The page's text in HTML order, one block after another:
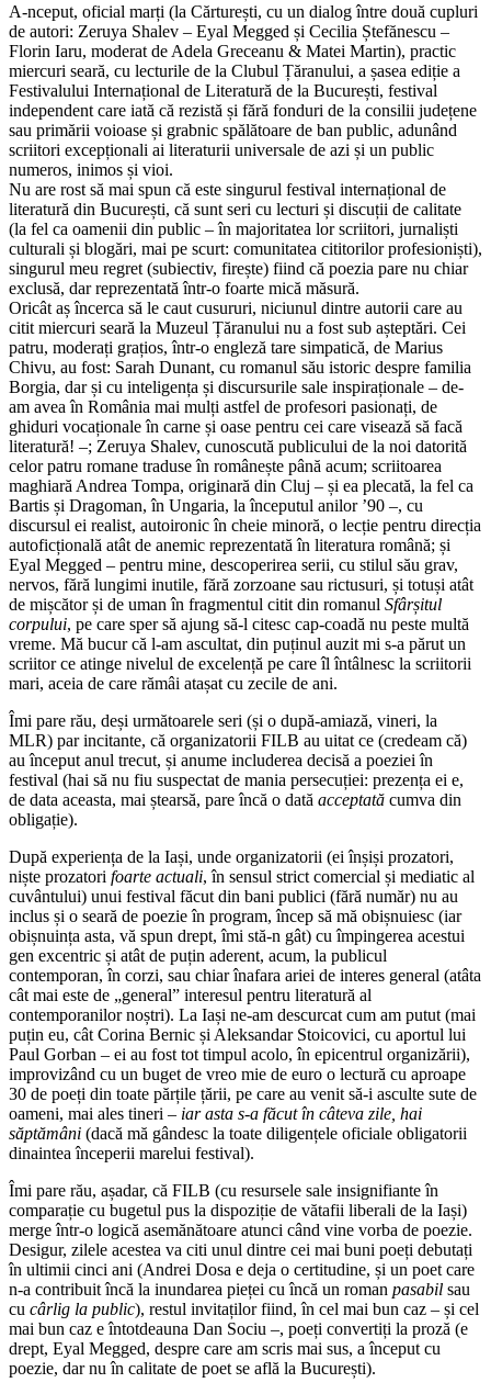
A-nceput, oficial marți (la Cărturești, cu un dialog între două cupluri
de autori: Zeruya Shalev – Eyal Megged și Cecilia Ștefănescu –
Florin Iaru, moderat de Adela Greceanu & Matei Martin), practic
miercuri seară, cu lecturile de la Clubul Țăranului, a șasea ediție a
Festivalului Internațional de Literatură de la București, festival
independent care iată că rezistă și fără fonduri de la consilii județene
sau primării voioase și grabnic spălătoare de ban public, adunând
scriitori excepționali ai literaturii universale de azi și un public
numeros, inimos și vioi.
Nu are rost să mai spun că este singurul festival internațional de
literatură din București, că sunt seri cu lecturi și discuții de calitate
(la fel ca oamenii din public – în majoritatea lor scriitori, jurnaliști
culturali și blogări, mai pe scurt: comunitatea cititorilor profesioniști),
singurul meu regret (subiectiv, firește) fiind că poezia pare nu chiar
exclusă, dar reprezentată într-o foarte mică măsură.
Oricât aș încerca să le caut cusururi, niciunul dintre autorii care au
citit miercuri seară la Muzeul Țăranului nu a fost sub așteptări. Cei
patru, moderați grațios, într-o engleză tare simpatică, de Marius
Chivu, au fost: Sarah Dunant, cu romanul său istoric despre familia
Borgia, dar și cu inteligența și discursurile sale inspiraționale – de-
am avea în România mai mulți astfel de profesori pasionați, de
ghiduri vocaționale în carne și oase pentru cei care visează să facă
literatură! –; Zeruya Shalev, cunoscută publicului de la noi datorită
celor patru romane traduse în românește până acum; scriitoarea
maghiară Andrea Tompa, originară din Cluj – și ea plecată, la fel ca
Bartis și Dragoman, în Ungaria, la începutul anilor ’90 –, cu
discursul ei realist, autoironic în cheie minoră, o lecție pentru direcția
autoficțională atât de anemic reprezentată în literatura română; și
Eyal Megged – pentru mine, descoperirea serii, cu stilul său grav,
nervos, fără lungimi inutile, fără zorzoane sau rictusuri, și totuși atât
de mișcător și de uman în fragmentul citit din romanul Sfârșitul
corpului, pe care sper să ajung să-l citesc cap-coadă nu peste multă
vreme. Mă bucur că l-am ascultat, din puținul auzit mi s-a părut un
scriitor ce atinge nivelul de excelență pe care îl întâlnesc la scriitorii
mari, aceia de care rămâi atașat cu zecile de ani.
Îmi pare rău, deși următoarele seri (și o după-amiază, vineri, la
MLR) par incitante, că organizatorii FILB au uitat ce (credeam că)
au început anul trecut, și anume includerea decisă a poeziei în
festival (hai să nu fiu suspectat de mania persecuției: prezența ei e,
de data aceasta, mai ștearsă, pare încă o dată acceptată cumva din
obligație).
După experiența de la Iași, unde organizatorii (ei înșiși prozatori,
niște prozatori foarte actuali, în sensul strict comercial și mediatic al
cuvântului) unui festival făcut din bani publici (fără număr) nu au
inclus și o seară de poezie în program, încep să mă obișnuiesc (iar
obișnuința asta, vă spun drept, îmi stă-n gât) cu împingerea acestui
gen excentric și atât de puțin aderent, acum, la publicul
contemporan, în corzi, sau chiar înafara ariei de interes general (atâta
cât mai este de „general” interesul pentru literatură al
contemporanilor noștri). La Iași ne-am descurcat cum am putut (mai
puțin eu, cât Corina Bernic și Aleksandar Stoicovici, cu aportul lui
Paul Gorban – ei au fost tot timpul acolo, în epicentrul organizării),
improvizând cu un buget de vreo mie de euro o lectură cu aproape
30 de poeți din toate părțile țării, pe care au venit să-i asculte sute de
oameni, mai ales tineri – iar asta s-a făcut în câteva zile, hai
săptămâni (dacă mă gândesc la toate diligențele oficiale obligatorii
dinaintea începerii marelui festival).
Îmi pare rău, așadar, că FILB (cu resursele sale insignifiante în
comparație cu bugetul pus la dispoziție de vătafii liberali de la Iași)
merge într-o logică asemănătoare atunci când vine vorba de poezie.
Desigur, zilele acestea va citi unul dintre cei mai buni poeți debutați
în ultimii cinci ani (Andrei Dosa e deja o certitudine, și un poet care
n-a contribuit încă la inundarea pieței cu încă un roman pasabil sau
cu cârlig la public), restul invitaților fiind, în cel mai bun caz – și cel
mai bun caz e întotdeauna Dan Sociu –, poeți convertiți la proză (e
drept, Eyal Megged, despre care am scris mai sus, a început cu
poezie, dar nu în calitate de poet se află la București).